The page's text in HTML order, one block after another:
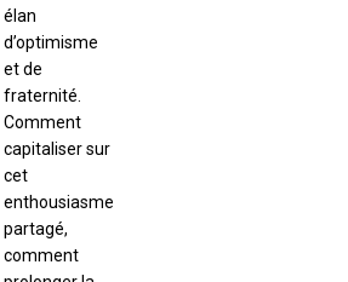
élan
d’optimisme
et de
fraternité.
Comment
capitaliser sur
cet
enthousiasme
partagé,
comment